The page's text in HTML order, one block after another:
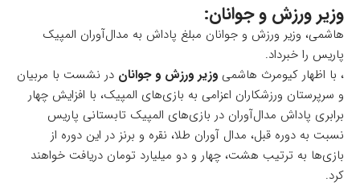
وزیر ورزش و جوانان:
هاشمی، وزیر ورزش و جوانان مبلغ پاداش به مدال‌آوران المپیک
پاریس را خبرداد.
​، با اظهار کیومرث هاشمی وزیر ورزش و جوانان در نشست با مربیان
و سرپرستان ورزشکاران اعزامی به بازی‌های المپیک، با افزایش چهار
برابری پاداش مدال‌آوران در بازی‌های المپیک تابستانی پاریس
نسبت به دوره قبل، مدال آوران طلا، نقره و برنز در این دوره از
بازی‌ها به ترتیب هشت، چهار و دو میلیارد تومان دریافت خواهند
کرد.